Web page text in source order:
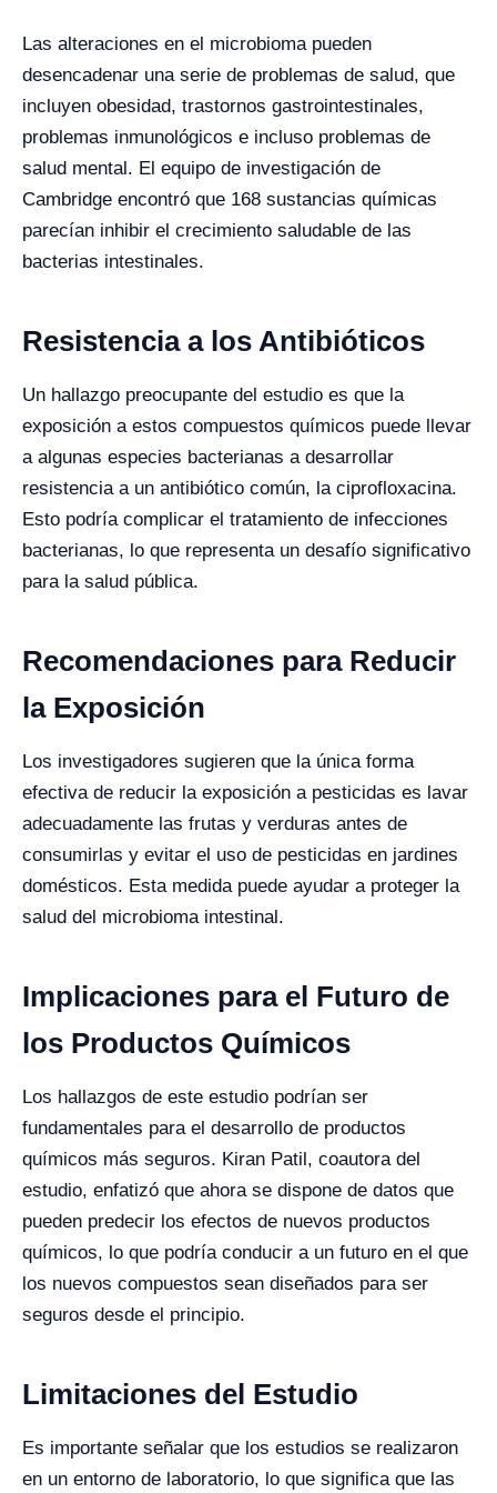
Las alteraciones en el microbioma pueden
desencadenar una serie de problemas de salud, que
incluyen obesidad, trastornos gastrointestinales,
problemas inmunológicos e incluso problemas de
salud mental. El equipo de investigación de
Cambridge encontró que 168 sustancias químicas
parecían inhibir el crecimiento saludable de las
bacterias intestinales.
Resistencia a los Antibióticos
Un hallazgo preocupante del estudio es que la
exposición a estos compuestos químicos puede llevar
a algunas especies bacterianas a desarrollar
resistencia a un antibiótico común, la ciprofloxacina.
Esto podría complicar el tratamiento de infecciones
bacterianas, lo que representa un desafío significativo
para la salud pública.
Recomendaciones para Reducir
la Exposición
Los investigadores sugieren que la única forma
efectiva de reducir la exposición a pesticidas es lavar
adecuadamente las frutas y verduras antes de
consumirlas y evitar el uso de pesticidas en jardines
domésticos. Esta medida puede ayudar a proteger la
salud del microbioma intestinal.
Implicaciones para el Futuro de
los Productos Químicos
Los hallazgos de este estudio podrían ser
fundamentales para el desarrollo de productos
químicos más seguros. Kiran Patil, coautora del
estudio, enfatizó que ahora se dispone de datos que
pueden predecir los efectos de nuevos productos
químicos, lo que podría conducir a un futuro en el que
los nuevos compuestos sean diseñados para ser
seguros desde el principio.
Limitaciones del Estudio
Es importante señalar que los estudios se realizaron
en un entorno de laboratorio, lo que significa que las